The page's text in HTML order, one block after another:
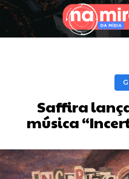
Saffira
música